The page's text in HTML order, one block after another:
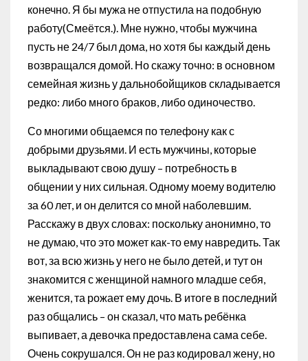
конечно. Я бы мужа не отпустила на подобную
работу(Смеётся.). Мне нужно, чтобы мужчина
пусть не 24/7 был дома, но хотя бы каждый день
возвращался домой. Но скажу точно: в основном
семейная жизнь у дальнобойщиков складывается
редко: либо много браков, либо одиночество.
Со многими общаемся по телефону как с
добрыми друзьями. И есть мужчины, которые
выкладывают свою душу – потребность в
общении у них сильная. Одному моему водителю
за 60 лет, и он делится со мной наболевшим.
Расскажу в двух словах: поскольку анонимно, то
не думаю, что это может как-то ему навредить. Так
вот, за всю жизнь у него не было детей, и тут он
знакомится с женщиной намного младше себя,
женится, та рожает ему дочь. В итоге в последний
раз общались – он сказал, что мать ребёнка
выпивает, а девочка предоставлена сама себе.
Очень сокрушался. Он не раз кодировал жену, но